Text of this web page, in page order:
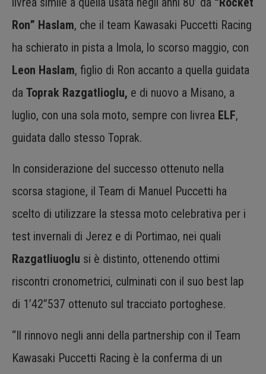
Ron” Haslam, che il team Kawasaki Puccetti Racing
ha schierato in pista a Imola, lo scorso maggio, con
Leon Haslam, figlio di Ron accanto a quella guidata
da Toprak Razgatlioglu, e di nuovo a Misano, a
luglio, con una sola moto, sempre con livrea ELF,
guidata dallo stesso Toprak.
In considerazione del successo ottenuto nella
scorsa stagione, il Team di Manuel Puccetti ha
scelto di utilizzare la stessa moto celebrativa per i
test invernali di Jerez e di Portimao, nei quali
Razgatliuoglu si è distinto, ottenendo ottimi
riscontri cronometrici, culminati con il suo best lap
di 1’42”537 ottenuto sul tracciato portoghese.
“Il rinnovo negli anni della partnership con il Team
Kawasaki Puccetti Racing è la conferma di un